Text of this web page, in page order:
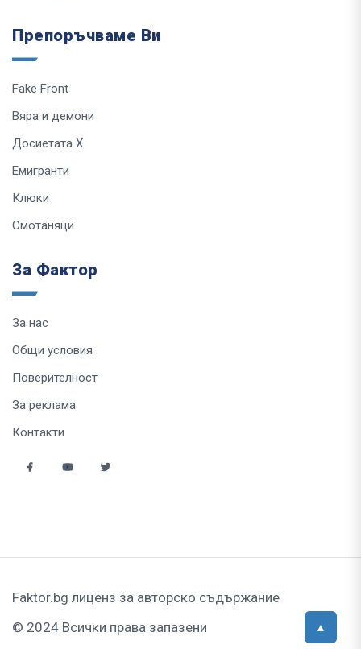
Препоръчваме Ви
Fake Front
Вяра и демони
Досиетата Х
Емигранти
Клюки
Смотаняци
За Фактор
За нас
Общи условия
Поверителност
За реклама
Контакти
Faktor.bg лиценз за авторско съдържание
© 2024 Всички права запазени